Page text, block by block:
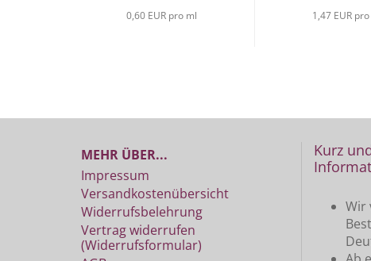
0,60 EUR pro ml 1,47 EUR
MEHR ÜBER...
Impressum
Versandkostenübersicht
Widerrufsbelehrung
Vertrag widerrufen
(Widerrufsformular)
Kurz
Wir